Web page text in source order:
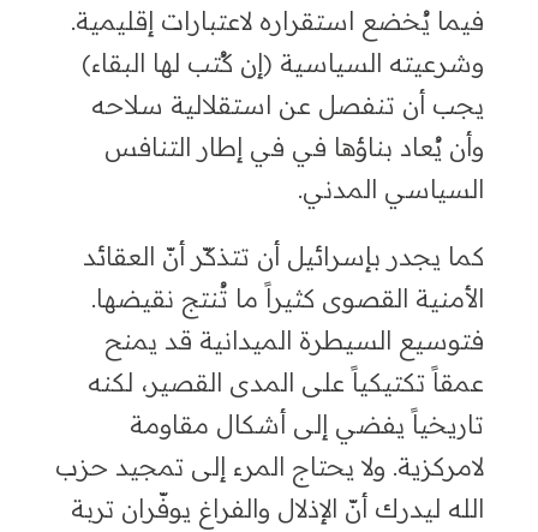
فيما يُخضع استقراره لاعتبارات إقليمية.
وشرعيته السياسية (إن كُتب لها البقاء)
يجب أن تنفصل عن استقلالية سلاحه
وأن يُعاد بناؤها في في إطار التنافس
السياسي المدني.
كما يجدر بإسرائيل أن تتذكّر أنّ العقائد
الأمنية القصوى كثيراً ما تُنتج نقيضها.
فتوسيع السيطرة الميدانية قد يمنح
عمقاً تكتيكياً على المدى القصير، لكنه
تاريخياً يفضي إلى أشكال مقاومة
لامركزية. ولا يحتاج المرء إلى تمجيد حزب
الله ليدرك أنّ الإذلال والفراغ يوفّران تربة